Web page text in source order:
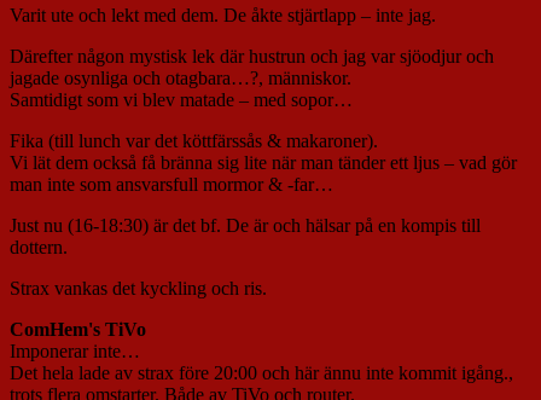
Varit ute och lekt med dem. De åkte stjärtlapp – inte jag.
Därefter någon mystisk lek där hustrun och jag var sjöodjur och
jagade osynliga och otagbara…?, människor.
Samtidigt som vi blev matade – med sopor…
Fika (till lunch var det köttfärssås & makaroner).
Vi lät dem också få bränna sig lite när man tänder ett ljus – vad gör
man inte som ansvarsfull mormor & -far…
Just nu (16-18:30) är det bf. De är och hälsar på en kompis till
dottern.
Strax vankas det kyckling och ris.
ComHem's TiVo
Imponerar inte…
Det hela lade av strax före 20:00 och här ännu inte kommit igång.,
trots flera omstarter. Både av TiVo och router.